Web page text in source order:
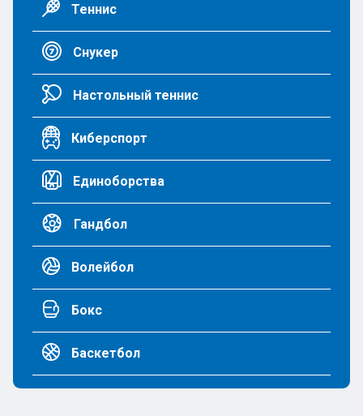
Теннис
Снукер
Настольный теннис
Киберспорт
Единоборства
Гандбол
Волейбол
Бокс
Баскетбол